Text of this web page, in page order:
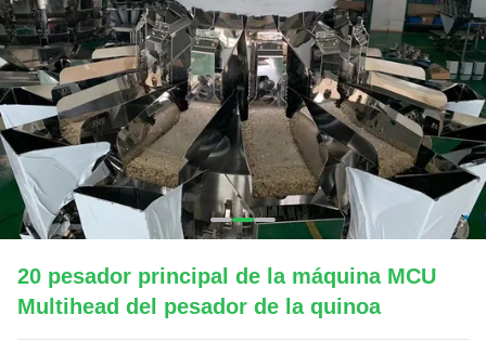
20 pesador principal de la máquina MCU
Multihead del pesador de la quinoa